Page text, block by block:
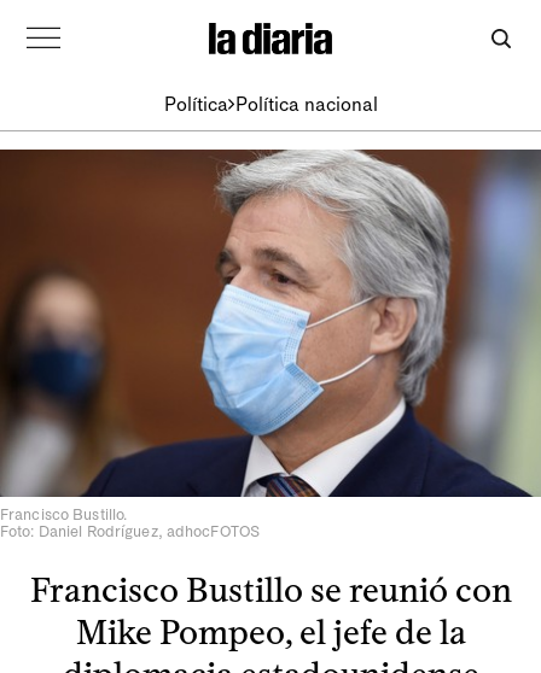
Política Política nacional
Francisco Bustillo.
Foto: Daniel Rodríguez, adhocFOTOS
Francisco Bustillo se reunió con
Mike Pompeo, el jefe de la